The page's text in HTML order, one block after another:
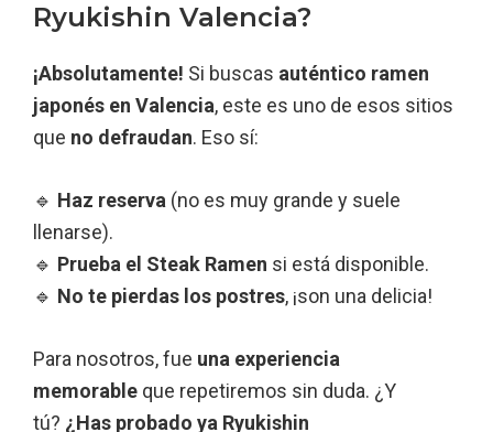
Ryukishin Valencia?
¡Absolutamente! Si buscas auténtico ramen
japonés en Valencia, este es uno de esos sitios
que no defraudan. Eso sí:
🔹 Haz reserva (no es muy grande y suele
llenarse).
🔹 Prueba el Steak Ramen si está disponible.
🔹 No te pierdas los postres, ¡son una delicia!
Para nosotros, fue una experiencia
memorable que repetiremos sin duda. ¿Y
tú? ¿Has probado ya Ryukishin